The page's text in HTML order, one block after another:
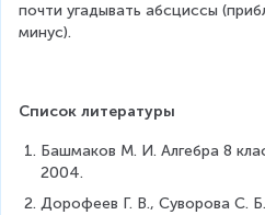
почти угадывать абсциссы
минус).
Список литературы
Башмаков М. И. Алгебра 8
2004.
Дорофеев Г. В., Суворова С.